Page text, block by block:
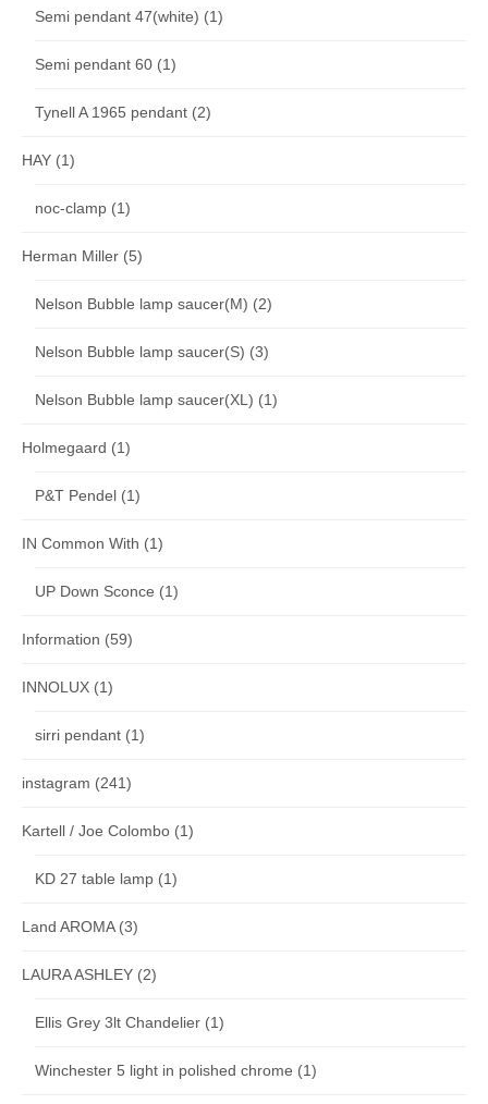
Semi pendant 47(white) (1)
Semi pendant 60 (1)
Tynell A 1965 pendant (2)
HAY (1)
noc-clamp (1)
Herman Miller (5)
Nelson Bubble lamp saucer(M) (2)
Nelson Bubble lamp saucer(S) (3)
Nelson Bubble lamp saucer(XL) (1)
Holmegaard (1)
P&T Pendel (1)
IN Common With (1)
UP Down Sconce (1)
Information (59)
INNOLUX (1)
sirri pendant (1)
instagram (241)
Kartell / Joe Colombo (1)
KD 27 table lamp (1)
Land AROMA(3)
LAURA ASHLEY (2)
Ellis Grey 3lt Chandelier (1)
Winchester 5 light in polished chrome (1)